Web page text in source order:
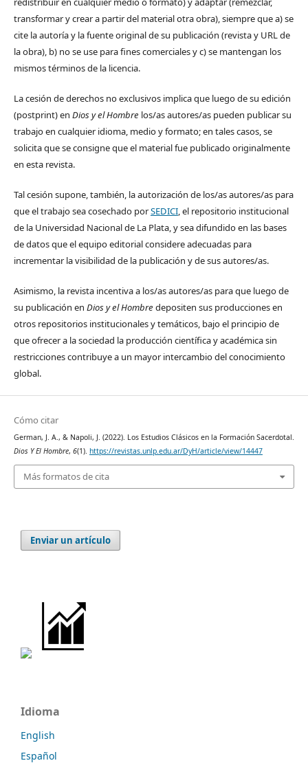
transformar y crear a partir del material otra obra), siempre que a) se
cite la autoría y la fuente original de su publicación (revista y URL de
la obra), b) no se use para fines comerciales y c) se mantengan los
mismos términos de la licencia.
La cesión de derechos no exclusivos implica que luego de su edición
(postprint) en Dios y el Hombre los/as autores/as pueden publicar su
trabajo en cualquier idioma, medio y formato; en tales casos, se
solicita que se consigne que el material fue publicado originalmente
en esta revista.
Tal cesión supone, también, la autorización de los/as autores/as para
que el trabajo sea cosechado porSEDICI, el repositorio institucional
de la Universidad Nacional de La Plata, y sea difundido en las bases
de datos que el equipo editorial considere adecuadas para
incrementar la visibilidad de la publicación y de sus autores/as.
Asimismo, la revista incentiva a los/as autores/as para que luego de
su publicación en Dios y el Hombre depositen sus producciones en
otros repositorios institucionales y temáticos, bajo el principio de
que ofrecer a la sociedad la producción científica y académica sin
restricciones contribuye a un mayor intercambio del conocimiento
global.
Cómo citar
German, J. A., & Napoli, J. (2022). Los Estudios Clásicos en la Formación Sacerdotal.
Dios Y El Hombre, 6(1). https://revistas.unlp.edu.ar/DyH/article/view/14447
Más formatos de cita
Enviar un artículo
Idioma
English
Español